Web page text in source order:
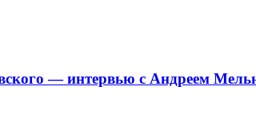
— интервью с Андреем